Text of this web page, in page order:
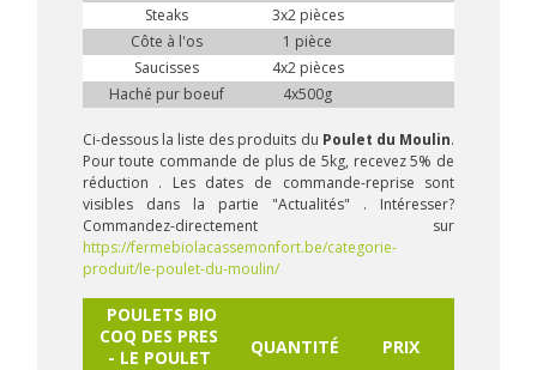
Steaks
3x2 pièces
Côte à l'os
1 pièce
Saucisses
4x2 pièces
Haché pur boeuf
4x500g
Ci-dessous la liste des produits du Poulet du Moulin.
Pour toute commande de plus de 5kg, recevez 5% de
réduction . Les dates de commande-reprise sont
visibles dans la partie "Actualités" . Intéresser?
Commandez-directement sur
https://fermebiolacassemonfort.be/categorie-
produit/le-poulet-du-moulin/
POULETS BIO
COQ DES PRES
- LE POULET
QUANTITÉ PRIX